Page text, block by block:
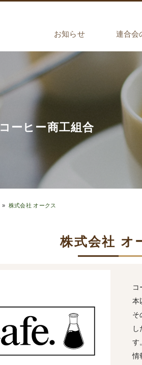
お知らせ
一般公開情報
組合員限定情報
連合会
インスト
オリジナ
ーヒー商工組合
» 株式会社 オークス
株式会社 オ
コ
本
そ
す
情